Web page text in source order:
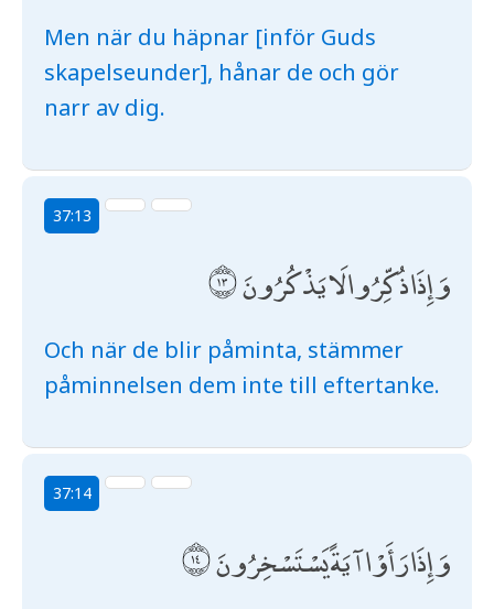
Men när du häpnar [inför Guds
skapelseunder], hånar de och gör
narr av dig.
37:13
وَإِذَا ذُكِّرُوا لَا يَذْكُرُونَ
Och när de blir påminta, stämmer
påminnelsen dem inte till eftertanke.
37:14
وَإِذَا رَأَوْا آيَةً يَسْتَسْخِرُونَ